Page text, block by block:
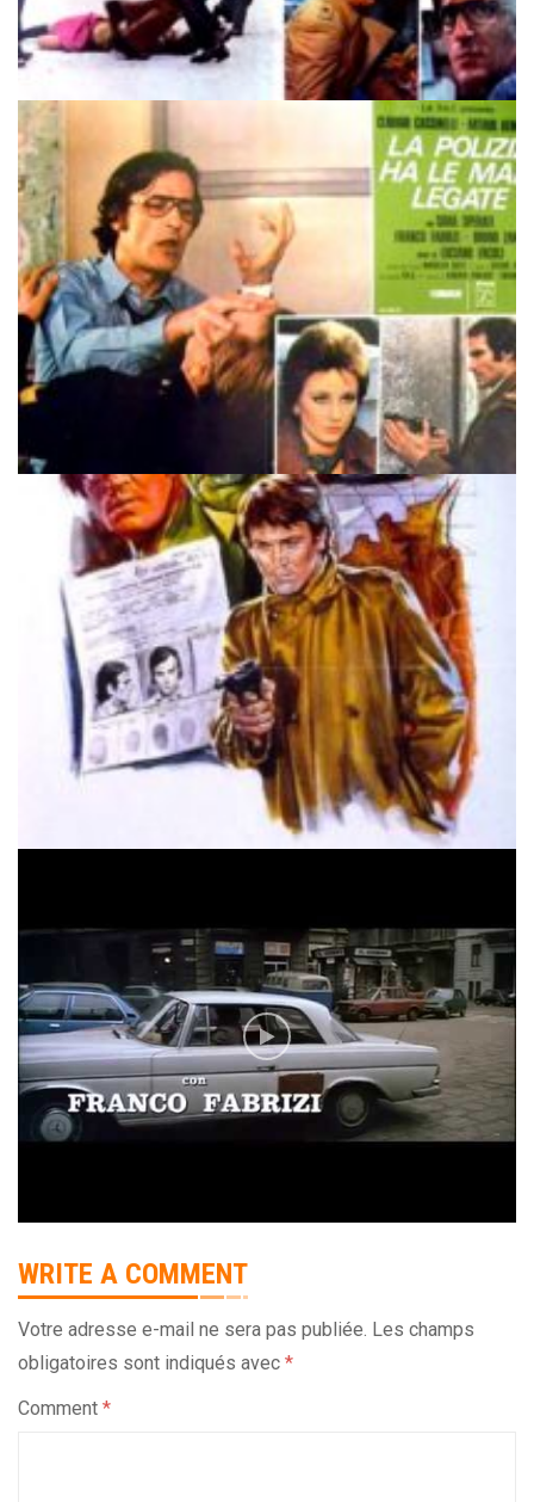
WRITE A COMMENT
Votre adresse e-mail ne sera pas publiée. Les champs
obligatoires sont indiqués avec *
Comment *